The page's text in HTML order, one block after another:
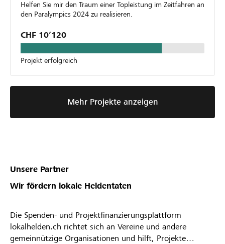
Helfen Sie mir den Traum einer Topleistung im Zeitfahren an
den Paralympics 2024 zu realisieren.
CHF 10’120
Projekt erfolgreich
Mehr Projekte anzeigen
Unsere Partner
Wir fördern lokale Heldentaten
Die Spenden- und Projektfinanzierungsplattform
lokalhelden.ch richtet sich an Vereine und andere
gemeinnützige Organisationen und hilft, Projekte